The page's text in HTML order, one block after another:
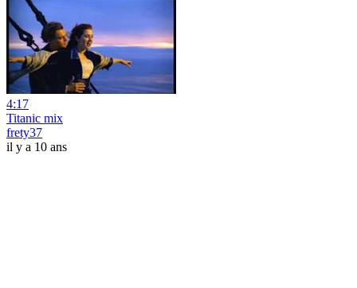
4:17
Titanic mix
frety37
il y a 10 ans